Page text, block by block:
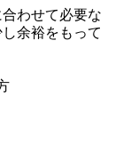
わせて必要な
余裕をもって